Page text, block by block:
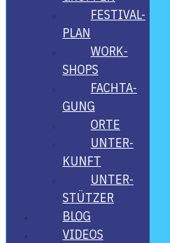
FES­­TI­­VAL-
PLAN
WORK­
SHOPS
FACH­TA­
GUNG
ORTE
UNTER­
KUNFT
UNTER­
STÜT­ZER
BLOG
VIDE­OS